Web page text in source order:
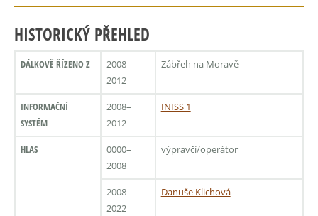
HISTORICKÝ PŘEHLED
DÁLKOVĚ ŘÍZENO Z
2008–
2012
Zábřeh na Moravě
INFORMAČNÍ
SYSTÉM
2008–
2012
INISS 1
HLAS
0000–
2008
výpravčí/operátor
2008–
2022
Danuše Klichová